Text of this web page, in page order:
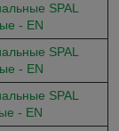
SPAL
- EN
SPAL
- EN
SPAL
- EN